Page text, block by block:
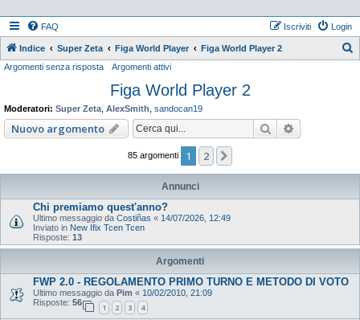
FAQ Login
Iscriviti
Indice Super Zeta Figa World Player Figa World Player 2
Argomenti senza risposta Argomenti attivi
Figa World Player 2
Moderatori: Super Zeta AlexSmith sandocan19
Nuovo argomento Cerca
85 argomenti 1 2
Annunci
Chi premiamo quest'anno?
Ultimo messaggio da Costiñas « 14/07/2026, 12:49
Inviato in New Ifix Tcen Tcen
Risposte: 13
Argomenti
FWP 2.0 - REGOLAMENTO PRIMO TURNO E METODO DI VOTO
Ultimo messaggio da Pim « 10/02/2010, 21:09
Risposte: 56
1 2 3 4